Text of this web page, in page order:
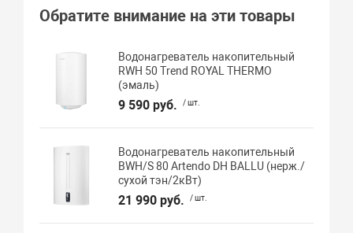
Обратите внимание на эти товары
Водонагреватель накопительный
RWH 50 Trend ROYAL THERMO
(эмаль)
9 590 руб. / шт.
Водонагреватель накопительный
BWH/S 80 Artendo DH BALLU (нерж./
сухой тэн/2кВт)
21 990 руб. / шт.